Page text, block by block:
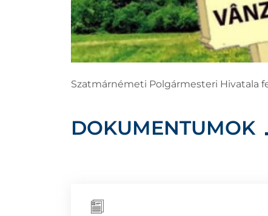
Szatmárnémeti Polgármesteri Hivatala
DOKUMENTUMOK